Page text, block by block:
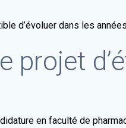
d’évoluer dans les
en faculté de